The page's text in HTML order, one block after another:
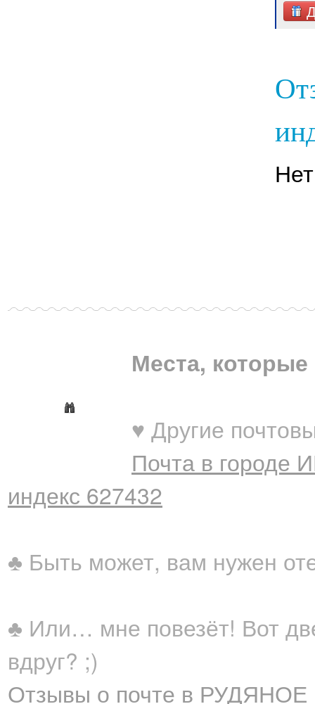
Места, которые
♥ Другие
Почта в городе
индекс 627432
♣ Быть может, вам нужен
♣ Или… мне повезёт! Вот
вдруг? ;)
Отзывы о почте в РУДЯНОЕ